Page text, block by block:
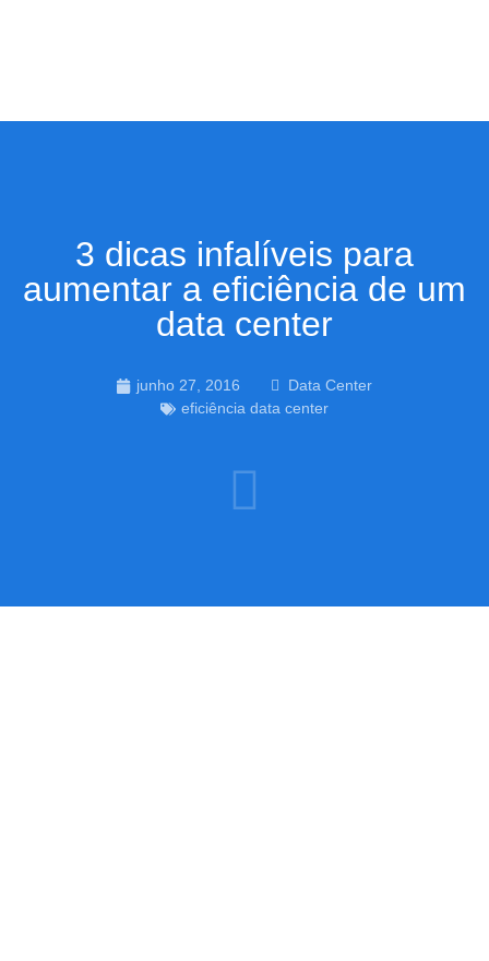
3 dicas infalíveis para
aumentar a eficiência de um
data center
junho 27, 2016
Data Center
eficiência data center